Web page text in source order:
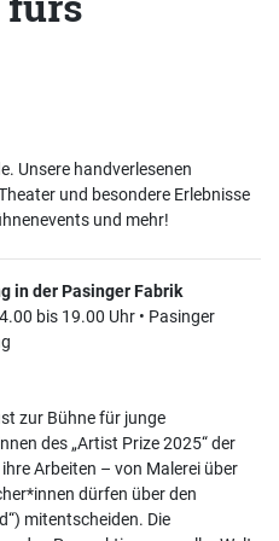
Unsere handverlesenen
und besondere Erlebnisse
und mehr!
in der Pasinger Fabrik
bis 19.00 Uhr • Pasinger
zur Bühne für junge
des „Artist Prize 2025“ der
Arbeiten – von Malerei über
dürfen über den
mitentscheiden. Die